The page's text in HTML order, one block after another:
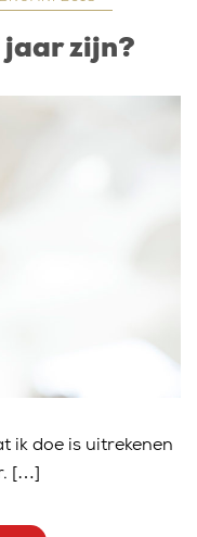
jaar zijn?
ik doe is uitrekenen
[…]